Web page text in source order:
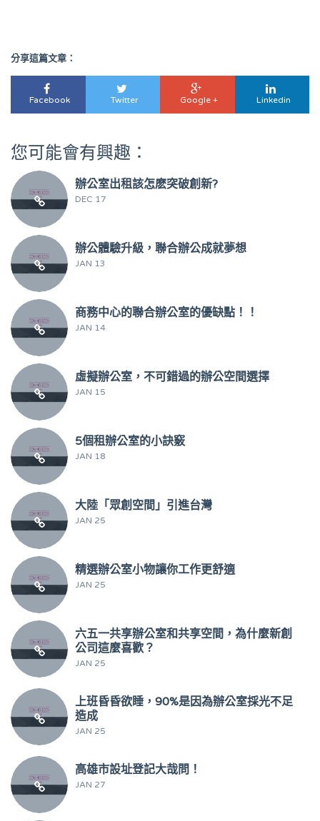
https://www.eroaming.com.tw
3168Pay金流服務｜https://www.3168pay.com
簡單創｜ https://ezstartup.cc/cospacedsfx8u.html/
分享這篇文章：
Facebook Twitter Google + Linkedin
您可能會有興趣：
辦公室出租該怎麽突破創新?
DEC 17
辦公體驗升級，聯合辦公成就夢想
JAN 13
商務中心的聯合辦公室的優缺點！！
JAN 14
虛擬辦公室，不可錯過的辦公空間選擇
JAN 15
5個租辦公室的小訣竅
JAN 18
大陸「眾創空間」引進台灣
JAN 25
精選辦公室小物讓你工作更舒適
JAN 25
六五一共享辦公室和共享空間，為什麼新創
公司這麼喜歡？
JAN 25
上班昏昏欲睡，90%是因為辦公室採光不足
造成
JAN 25
高雄市設址登記大哉問！
JAN 27